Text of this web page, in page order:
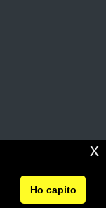
Statale
Ho capito
x